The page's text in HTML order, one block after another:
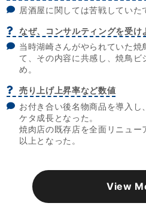
居酒屋に関しては苦戦していた
なぜ、コンサルティングを受け
当時湖崎さんがやられていた焼
て、その内容に共感し、焼鳥ビ
め。
売り上げ上昇率など数値
お付き合い後名物商品を導入し
ケタ成長となった。
焼肉店の既存店を全面リニュ
以上となった。
View